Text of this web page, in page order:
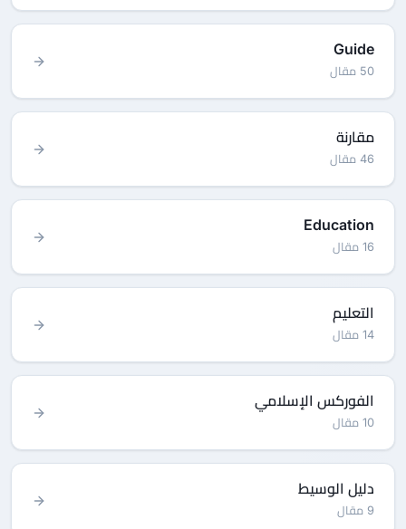
Guide
50 مقال
مقارنة
46 مقال
Education
16 مقال
التعليم
14 مقال
الفوركس الإسلامي
10 مقال
دليل الوسيط
9 مقال